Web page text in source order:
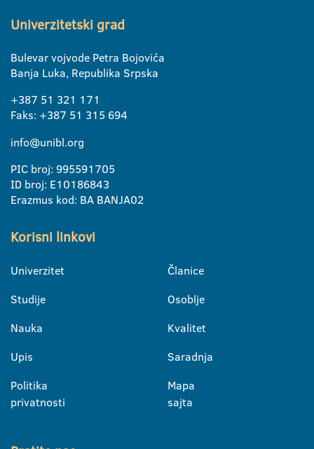
Univerzitetski grad
Bulevar vojvode Petra Bojovića
Banja Luka, Republika Srpska
+387 51 321 171
Faks: +387 51 315 694
info@unibl.org
PIC broj: 995591705
ID broj: E10186843
Erazmus kod: BA BANJA02
Korisni linkovi
Univerzitet
Studije
Nauka
Upis
Politika
privatnosti
Članice
Osoblje
Kvalitet
Saradnja
Mapa
sajta